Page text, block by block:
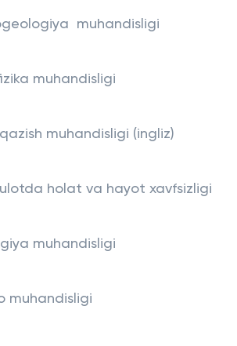
muhandisligi
muhandisligi
muhandisligi (ingliz)
holat va hayot xavfsizligi
muhandisligi
muhandisligi